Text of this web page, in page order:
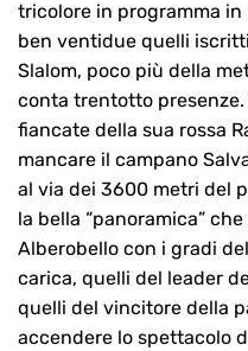
tricolore in programma in
ben ventidue quelli
Slalom, poco più della
conta trentotto
fiancate della sua rossa
mancare il campano
al via dei 3600 metri del
la bella “panoramica”
Alberobello con i gradi
carica, quelli del leader
quelli del vincitore della
accendere lo spettacolo